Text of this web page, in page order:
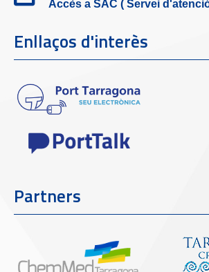
Accès a SAC ( Servei
Enllaços d'interès
Partners